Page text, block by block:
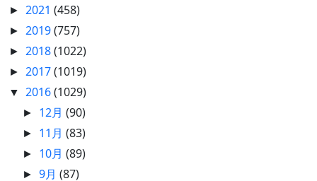
► 2021 (458)
► 2019(757)
► 2018(1022)
► 2017(1019)
▼ 2016(1029)
► 12月(90)
► 11月(83)
► 10月(89)
►9月(87)